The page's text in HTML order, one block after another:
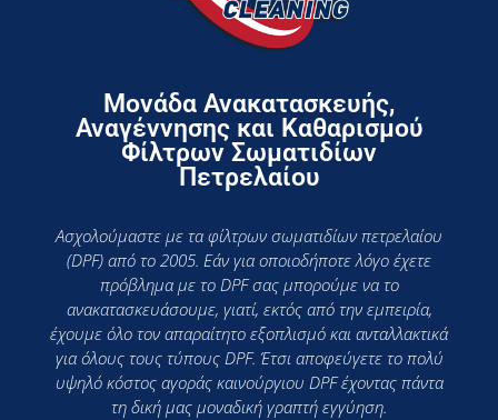
Μονάδα Ανακατασκευής,
Αναγέννησης και Καθαρισμού
Φίλτρων Σωματιδίων
Πετρελαίου
Ασχολούμαστε με τα φίλτρων σωματιδίων πετρελαίου
(DPF) από το 2005. Εάν για οποιοδήποτε λόγο έχετε
πρόβλημα με το DPF σας μπορούμε να το
ανακατασκευάσουμε, γιατί, εκτός από την εμπειρία,
έχουμε όλο τον απαραίτητο εξοπλισμό και ανταλλακτικά
για όλους τους τύπους DPF. Έτσι αποφεύγετε το πολύ
υψηλό κόστος αγοράς καινούργιου DPF έχοντας πάντα
τη δική μας μοναδική γραπτή εγγύηση.